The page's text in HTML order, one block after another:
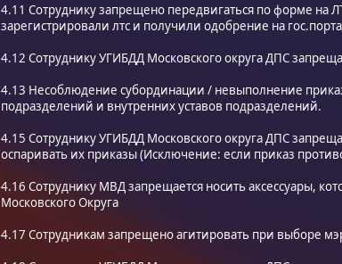
4.11 Сотруднику запрещено передвигаться по форме на
зарегистрировали лтс и получили одобрение на
4.12 Сотруднику УГИБДД Московского округа ДПС
4.13 Несоблюдение субординации / невыполнение
подразделений и внутренних уставов подразделений.
4.15 Сотруднику УГИБДД Московского округа ДПС
оспаривать их приказы (Исключение: если приказ
4.16 Сотруднику МВД запрещается носить аксессуары,
Московского Округа
4.17 Сотрудникам запрещено агитировать при выборе